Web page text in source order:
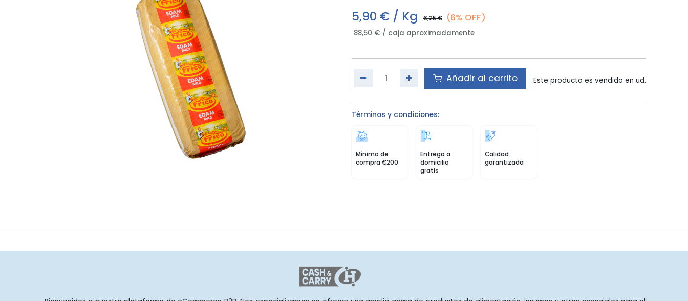
5,90 € / Kg 6,25€ (6% OFF)
88,50 € / caja aproximadamente
Añadir al carrito Este producto es vendido en ud.
Términos y condiciones:
Mínimo de
compra €200
Entrega a
domicilio
gratis
Calidad
garantizada